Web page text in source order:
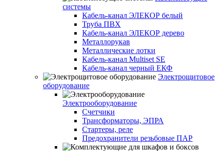
системы
Кабель-канал ЭЛЕКОР белый
Труба ПВХ
Кабель-канал ЭЛЕКОР дерево
Металлорукав
Металлические лотки
Кабель-канал Multiset SE
Кабель-канал черный ЕКФ
Электрощитовое
оборудование
Электрооборудование
Счетчики
Трансформаторы, ЭПРА
Стартеры, реле
Предохранители резьбовые ПАР